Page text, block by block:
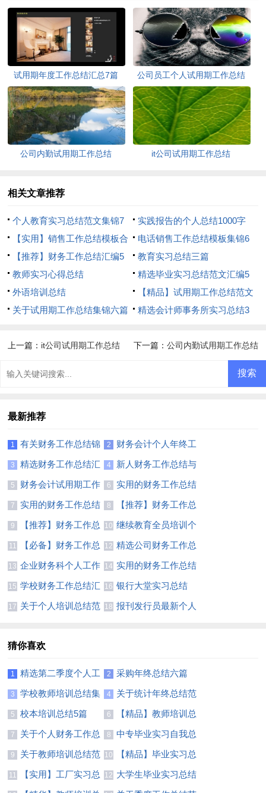
试用期年度工作总结汇总7篇 公司员工个人试用期工作总结
公司内勤试用期工作总结 it公司试用期工作总结
相关文章推荐
个人教育实习总结范文集锦7
篇
实践报告的个人总结1000字
【实用】销售工作总结模板合
集8篇
电话销售工作总结模板集锦6
篇
【推荐】财务工作总结汇编5
篇
教育实习总结三篇
教师实习心得总结
精选毕业实习总结范文汇编5
篇
外语培训总结
【精品】试用期工作总结范文
汇总九篇
关于试用期工作总结集锦六篇
精选会计师事务所实习总结3
上一篇： it公司试用期工作总结 下一篇： 公司内勤试用期工作总结
最新推荐
1
有关财务工作总结锦
集十篇
2
财务会计个人年终工
作总结
3
精选财务工作总结汇
编五篇
4
新人财务工作总结与
计划
5
财务会计试用期工作
总结
6
实用的财务工作总结
模板集合九篇
7
实用的财务工作总结
模板汇编7篇
8
【推荐】财务工作总
结汇编8篇
9
【推荐】财务工作总
结模板锦集8篇
10 继续教育全员培训个
人达标总结
11
【必备】财务工作总
结范文合集6篇
12 精选公司财务工作总
结4篇
13 企业财务科个人工作
总结
14 实用的财务工作总结
汇编7篇
15 学校财务工作总结汇
总6篇
16 银行大堂实习总结
17 关于个人培训总结范 18 报刊发行员最新个人
猜你喜欢
1
精选第二季度个人工
作总结4篇
2 采购年终总结六篇
3
学校教师培训总结集
锦十篇
4
关于统计年终总结范
文锦集10篇
5 校本培训总结5篇 6
【精品】教师培训总
结范文集锦六篇
7
关于个人财务工作总
结范文汇编7篇
8
中专毕业实习自我总
结800字
9
关于教师培训总结范
文合集6篇
10
【精品】毕业实习总
结2篇
11
【实用】工厂实习总
12 大学生毕业实习总结